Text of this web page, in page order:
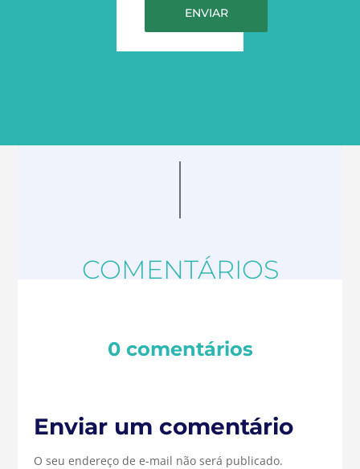
COMENTÁRIOS
0 comentários
Enviar um comentário
O seu endereço de e-mail não será publicado.